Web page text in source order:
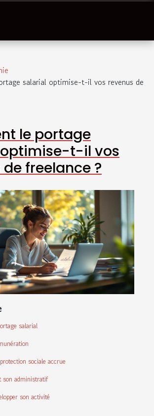
salarial optimise-t-il vos revenus de
le portage
t-il vos
freelance ?
salarial
sociale accrue
son administratif
son activité